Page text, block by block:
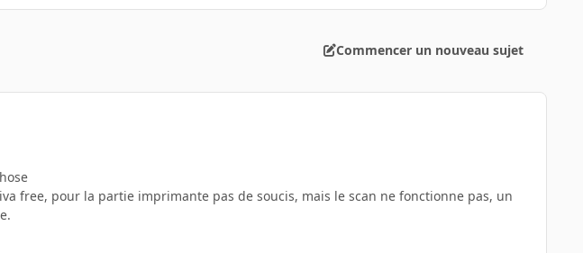
Commencer un nouveau sujet
free, pour la partie imprimante pas de soucis, mais le scan ne fonctionne pas, un